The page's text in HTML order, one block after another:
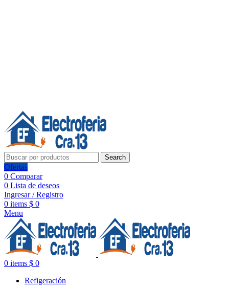
Search
Ofertas
0 Comparar
0 Lista de deseos
Ingresar / Registro
0 items $ 0
Menu
0 items $ 0
Refigeración